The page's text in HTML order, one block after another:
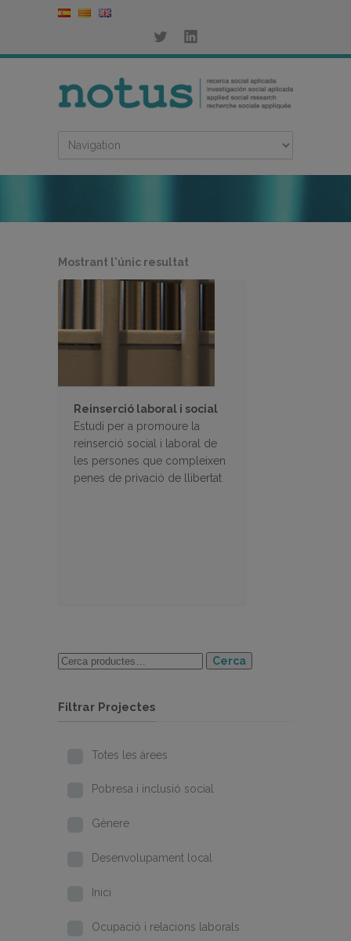
Mostrant l'únic resultat
Reinserció laboral i social
Estudi per a promoure la
reinserció social i laboral de
les persones que compleixen
penes de privació de llibertat
Cerca
Filtrar Projectes
Totes les àrees
Pobresa i inclusió social
Gènere
Desenvolupament local
Inici
Ocupació i relacions laborals